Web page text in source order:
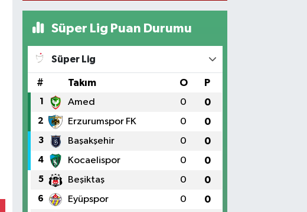
Süper Lig Puan Durumu
Süper Lig
# Takım O P
1 Amed 0 0
2 Erzurumspor FK 0 0
3 Başakşehir 0 0
4 Kocaelispor 0 0
5 Beşiktaş 0 0
6 Eyüpspor 0 0